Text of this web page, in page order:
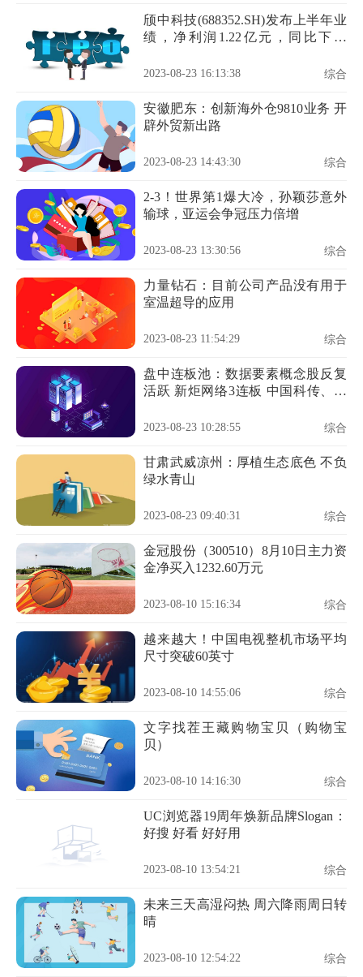
颀中科技(688352.SH)发布上半年业
绩，净利润1.22亿元，同比下降
2023-08-23 16:13:38 综合
安徽肥东：创新海外仓9810业务 开
辟外贸新出路
2023-08-23 14:43:30 综合
2-3！世界第1爆大冷，孙颖莎意外
输球，亚运会争冠压力倍增
2023-08-23 13:30:56 综合
力量钻石：目前公司产品没有用于
室温超导的应用
2023-08-23 11:54:29 综合
盘中连板池：数据要素概念股反复
活跃 新炬网络3连板 中国科传、三
2023-08-23 10:28:55 综合
甘肃武威凉州：厚植生态底色 不负
绿水青山
2023-08-23 09:40:31 综合
金冠股份（300510）8月10日主力资
金净买入1232.60万元
2023-08-10 15:16:34 综合
越来越大！中国电视整机市场平均
尺寸突破60英寸
2023-08-10 14:55:06 综合
文字找茬王藏购物宝贝（购物宝
贝）
2023-08-10 14:16:30 综合
UC浏览器19周年焕新品牌Slogan：
好搜 好看 好好用
2023-08-10 13:54:21 综合
未来三天高湿闷热 周六降雨周日转
晴
2023-08-10 12:54:22 综合